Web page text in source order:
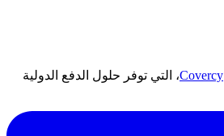
Covercy، التي توفر حلول الدفع الدولية